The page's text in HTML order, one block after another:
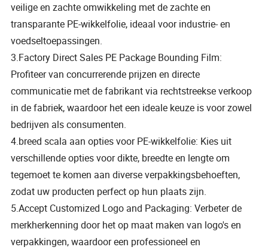
veilige en zachte omwikkeling met de zachte en
transparante PE-wikkelfolie, ideaal voor industrie- en
voedseltoepassingen.
3.Factory Direct Sales PE Package Bounding Film:
Profiteer van concurrerende prijzen en directe
communicatie met de fabrikant via rechtstreekse verkoop
in de fabriek, waardoor het een ideale keuze is voor zowel
bedrijven als consumenten.
4.breed scala aan opties voor PE-wikkelfolie: Kies uit
verschillende opties voor dikte, breedte en lengte om
tegemoet te komen aan diverse verpakkingsbehoeften,
zodat uw producten perfect op hun plaats zijn.
5.Accept Customized Logo and Packaging: Verbeter de
merkherkenning door het op maat maken van logo's en
verpakkingen, waardoor een professioneel en